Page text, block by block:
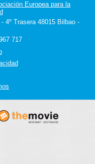
Europea para la
4º Trasera 48015 Bilbao -
717